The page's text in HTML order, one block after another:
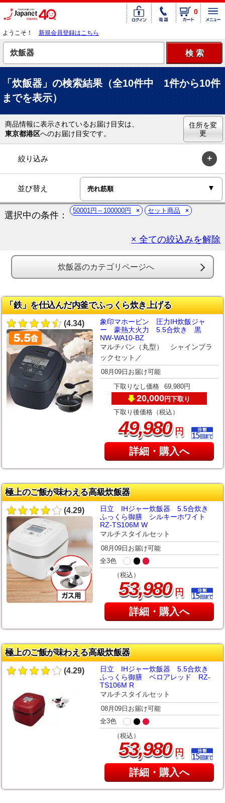
0
ようこそ！ 新規会員登録はこちら
「炊飯器」の検索結果（全10件中 1件から10件
までを表示）
商品情報に表示されているお届け目安は、
東京都港区へのお届け目安です。
住所を変
更
絞り込み
並び替え
選択中の条件： 50001円～100000円 セット商品
× 全ての絞込みを解除
炊飯器のカテゴリページへ
「鉄」を仕込んだ内釜でふっくら炊き上げる
(4.34)
象印マホービン 圧力IH炊飯ジャ
ー 豪熱大火力 5.5合炊き 黒
NW-WA10-BZ
マルチパン（丸型） シャインブラ
ックセット／
08月09日お届け可能
下取りなし価格 69,980円
20,000円下取り
下取り後価格（税込）
49,980円
詳細・購入へ
極上のご飯が味わえる高級炊飯器
(4.29)
日立 IHジャー炊飯器 5.5合炊き
ふっくら御膳 シルキーホワイト
RZ-TS106M W
マルチスタイルセット
08月09日お届け可能
全3色
（税込）
53,980円
詳細・購入へ
極上のご飯が味わえる高級炊飯器
(4.29)
日立 IHジャー炊飯器 5.5合炊き
ふっくら御膳 ベロアレッド RZ-
TS106M R
マルチスタイルセット
08月09日お届け可能
全3色
（税込）
53,980円
詳細・購入へ